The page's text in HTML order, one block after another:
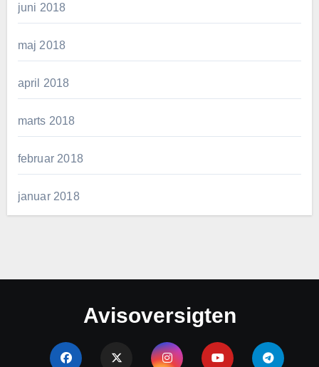
juni 2018
maj 2018
april 2018
marts 2018
februar 2018
januar 2018
Avisoversigten